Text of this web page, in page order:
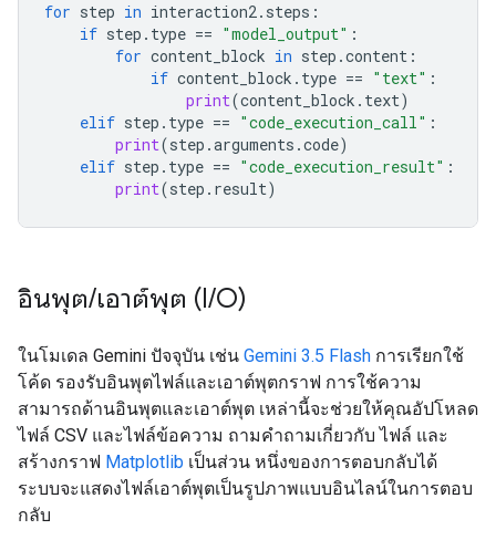
for step in interaction2. steps :
if step . type == "model_output" :
for content_block in step .content :
if content_block . type == "text" :
print(content_block . text)
elif step . type == "code_execution_call" :
print(step .arguments .code)
elif step . type == "code_execution_result" :
print(step . result)
อินพุต/เอาต์พุต (I/O)
ในโมเดล Gemini ปัจจุบัน เช่น Gemini 3.5 Flash การเรียกใช้
โค้ด รองรับอินพุตไฟล์และเอาต์พุตกราฟ การใช้ความ
สามารถด้านอินพุตและเอาต์พุต เหล่านี้จะช่วยให้คุณอัปโหลด
ไฟล์ CSV และไฟล์ข้อความ ถามคำถามเกี่ยวกับ ไฟล์ และ
สร้างกราฟ Matplotlib เป็นส่วน หนึ่งของการตอบกลับได้
ระบบจะแสดงไฟล์เอาต์พุตเป็นรูปภาพแบบอินไลน์ในการตอบ
กลับ